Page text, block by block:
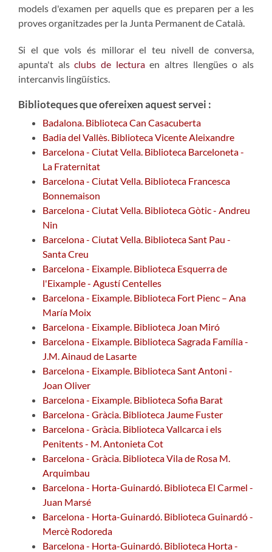
models d'examen per aquells que es preparen per a les
proves organitzades per la Junta Permanent de Català.
Si el que vols és millorar el teu nivell de conversa,
apunta't alsclubs de lecturaen altres llengües o als
intercanvis lingüístics.
Biblioteques que ofereixen aquest servei :
Badalona. Biblioteca Can Casacuberta
Badia del Vallès. Biblioteca Vicente Aleixandre
Barcelona - Ciutat Vella. Biblioteca Barceloneta -
La Fraternitat
Barcelona - Ciutat Vella. Biblioteca Francesca
Bonnemaison
Barcelona - Ciutat Vella. Biblioteca Gòtic - Andreu
Nin
Barcelona - Ciutat Vella. Biblioteca Sant Pau -
Santa Creu
Barcelona - Eixample. Biblioteca Esquerra de
l'Eixample - Agustí Centelles
Barcelona - Eixample. Biblioteca Fort Pienc – Ana
María Moix
Barcelona - Eixample. Biblioteca Joan Miró
Barcelona - Eixample. Biblioteca Sagrada Família -
J.M. Ainaud de Lasarte
Barcelona - Eixample. Biblioteca Sant Antoni -
Joan Oliver
Barcelona - Eixample. Biblioteca Sofia Barat
Barcelona - Gràcia. Biblioteca Jaume Fuster
Barcelona - Gràcia. Biblioteca Vallcarca i els
Penitents - M. Antonieta Cot
Barcelona - Gràcia. Biblioteca Vila de Rosa M.
Arquimbau
Barcelona - Horta-Guinardó. Biblioteca El Carmel -
Juan Marsé
Barcelona - Horta-Guinardó. Biblioteca Guinardó -
Mercè Rodoreda
Barcelona - Horta-Guinardó. Biblioteca Horta -